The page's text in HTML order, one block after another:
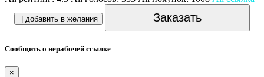
| добавить в желания Заказать
Сообщить о нерабочей ссылке
×